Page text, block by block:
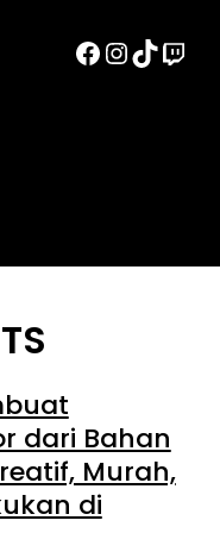
Facebook
dari Bahan
Murah,
di